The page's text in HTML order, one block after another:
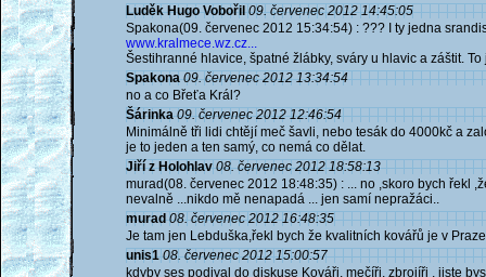
Luděk Hugo Vobořil 09. červenec 2012 14:45:05
Spakona(09. červenec 2012 15:34:54) : ??? I ty jedna
www.kralmece.wz.cz...
Šestihranné hlavice, špatné žlábky, sváry u hlavic a záštit.
Spakona 09. červenec 2012 13:34:54
no a co Břeťa Král?
Šárinka 09. červenec 2012 12:46:54
Minimálně tři lidi chtějí meč šavli, nebo tesák do 4000kč a
je to jeden a ten samý, co nemá co dělat.
Jiří z Holohlav 08. červenec 2012 18:58:13
murad(08. červenec 2012 18:48:35) : ... no ,skoro bych řekl
nevalně ...nikdo mě nenapadá ... jen samí nepražáci..
murad 08. červenec 2012 16:48:35
Je tam jen Lebduška,řekl bych že kvalitních kovářů je v
unis1 08. červenec 2012 15:00:57
kdyby ses podival do diskuse Kováři, mečíři, zbrojíři , jiste